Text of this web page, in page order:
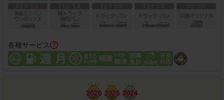
各種サービス